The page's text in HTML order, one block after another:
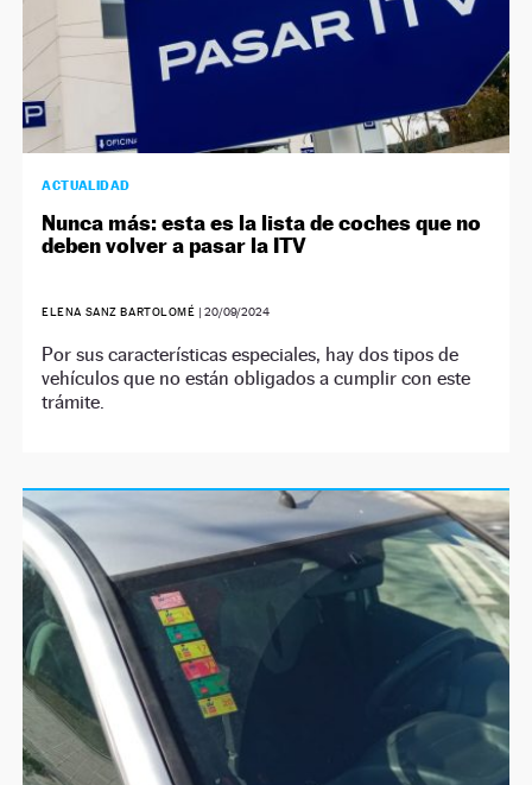
ACTUALIDAD
Nunca más: esta es la lista de coches que no
deben volver a pasar la ITV
ELENA SANZ BARTOLOMÉ | 20/09/2024
Por sus características especiales, hay dos tipos de
vehículos que no están obligados a cumplir con este
trámite.